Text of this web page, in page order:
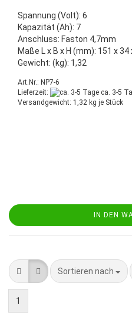
Spannung (Volt): 6
Kapazität (Ah): 7
Anschluss: Faston 4,7mm
Maße L x B x H (mm): 151 x 34
Gewicht: (kg): 1,32
Art.Nr.: NP7-6
Lieferzeit:
ca. 3-5
Versandgewicht: 1,32 kg je Stück
IN DEN
Sortieren nach
Sortieren nach
1